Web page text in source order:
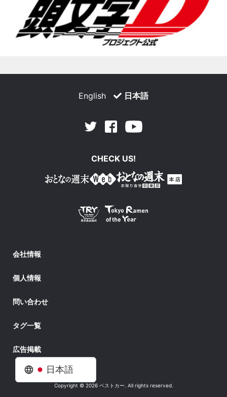
日本語
English 日本語
Twitter Facebook
CHECK US!
会社情報
個人情報
問い合わせ
タグ一覧
広告掲載
Copyright © 2026 ベストカー. All rights reserved.